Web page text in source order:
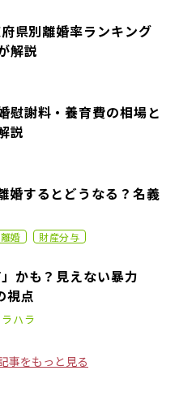
県別離婚率ランキング
解説
慰謝料・養育費の相場と
説
婚するとどうなる？名義
離婚 財産分与
かも？見えない暴力
視点
ハラ
事をもっと見る